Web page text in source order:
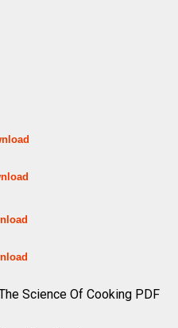
Science Of Cooking PDF